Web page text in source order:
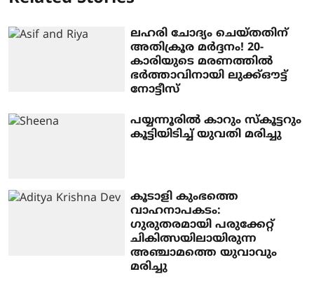
ലഹരി ചോദ്യം ചെയ്തതിന്
അതിക്രൂര മർദ്ദനം! 20-
കാരിയുടെ മരണത്തിൽ
ഭർത്താവിനായി ലുക്ക്ഔട്ട്
നോട്ടീസ്
പയ്യന്നൂരിൽ കാറും സ്കൂട്ടറും
കൂട്ടിയിടിച്ച് യുവതി മരിച്ചു
കൂടാളി കുംഭത്തെ
വാഹനാപകടം:
ഗുരുതരമായി പരുക്കേറ്റ്
ചികിത്സയിലായിരുന്ന
അഞ്ചാമത്തെ യുവാവും
മരിച്ചു